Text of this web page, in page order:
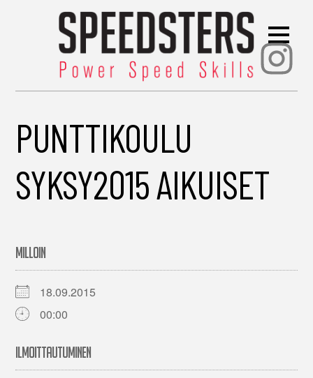
PUNTTIKOULU
SYKSY2015 AIKUISET
MILLOIN
18.09.2015
00:00
ILMOITTAUTUMINEN